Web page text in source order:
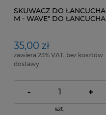
SKUWACZ DO ŁANCUCHA
M - WAVE" DO ŁANCUCHA
35,00 zł
zawiera 23% VAT, bez kosztów
dostawy
- +
szt.